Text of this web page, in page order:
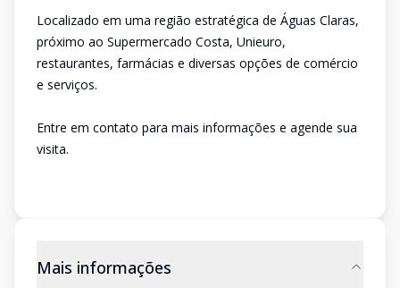
Localizado em uma região estratégica de Águas Claras,
próximo ao Supermercado Costa, Unieuro,
restaurantes, farmácias e diversas opções de comércio
e serviços.
Entre em contato para mais informações e agende sua
visita.
Mais informações